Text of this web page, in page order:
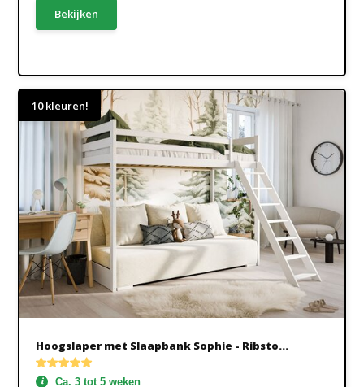
Bekijken
10 kleuren!
Hoogslaper met Slaapbank Sophie - Ribsto...
Ca. 3 tot 5 weken